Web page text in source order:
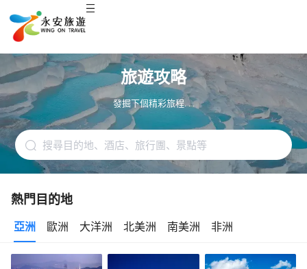
旅遊攻略
發掘下個精彩旅程. . .
熱門目的地
亞洲 歐洲 大洋洲 北美洲 南美洲 非洲